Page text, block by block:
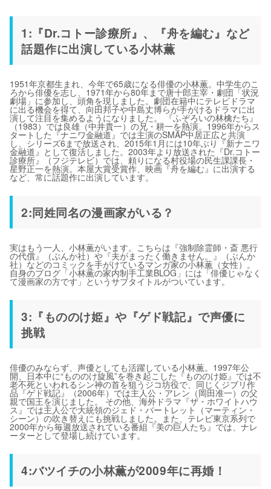
1:『Dr.コトー診療所』、『舟を編む』など
話題作に出演している小林薫
1951年京都生まれ、今年で65歳になる俳優の小林薫。中学生のこ
ろから俳優を志し、1971年から80年まで唐十郎主宰・劇団「状況
劇場」に参加し、頭角を現しました。劇団在籍中にテレビドラマ
に出る機会を得て、向田邦子や中島丈博らが手がけるドラマに出
演して注目を集めるようになりました。 『ふぞろいの林檎たち』
（1983）では良雄（中井貴一）の兄・耕一を熱演。1996年からス
タートした『ナニワ金融道』では主演のSMAP中居正広と共演
し、シリーズ6まで放送され、2015年1月には10年ぶり『新ナニワ
金融道』として復活しました。2003年より放送された『Dr.コトー
診療所』（フジテレビ）では、頼りになる村役場の民生課課長・
星野正一を熱演。本屋大賞受賞作、映画『舟を編む』に出演する
など、常に話題作に出演しています。
2:同姓同名の漫画家がいる？
実はもう一人、小林薫がいます。こちらは『強制除霊師・斎 悪行
の代償』（ぶんか社）や『夫がまったく働きません。』（ぶんか
社）などのコミックを手がけているマンガ家の小林薫（女性）。
自身のブログ「小林薫の家内制手工業BLOG」には「俳優じゃなく
て漫画家の方です」というサブタイトルがついています。
3:『もののけ姫』や『ゲド戦記』で声優に
挑戦
俳優のみならず、声優としても活躍している小林薫。1997年公
開、日本中に“もののけ旋風”を巻き起こした『もののけ姫』では不
老不死といわれるシン神の首を狙うジコ坊役で、同じくジブリ作
品『ゲド戦記』（2006年）では主人公・アレン（岡田准一）の父
親で国王を演じました。 その他、海外ドラマ『ザ・ホワイトハウ
ス』では主人公で大統領のジェド・バートレット（マーティン・
シーン）の吹き替えにも挑戦しました。また、テレビ東京系列で
2000年から毎週放送されている番組『美の巨人たち』では、ナレ
ーターとして登場し続けています。
4:バツイチの小林薫が2009年に再婚！